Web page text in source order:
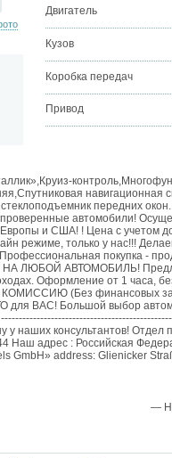
Двигатель
Кузов
Коробка передач
Привод
навигационная
передних
проверенные автомобили!
и США! ! Цена с учетом
режиме, только у нас!!!
покупка -
ЛЮБОЙ АВТОМОБИЛЬ!
Оформление от 1 часа,
(Без финансовых
для ВАС! Большой выбор
наших консультантов! Отдел
Наш адрес : Российская
GmbH» address: Glienicker
—